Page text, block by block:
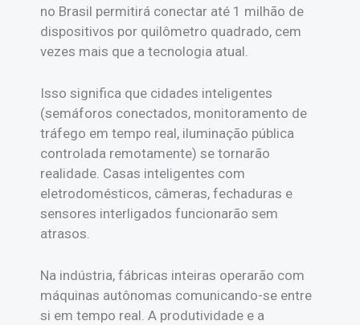
no Brasil permitirá conectar até 1 milhão de
dispositivos por quilômetro quadrado, cem
vezes mais que a tecnologia atual.
Isso significa que cidades inteligentes
(semáforos conectados, monitoramento de
tráfego em tempo real, iluminação pública
controlada remotamente) se tornarão
realidade. Casas inteligentes com
eletrodomésticos, câmeras, fechaduras e
sensores interligados funcionarão sem
atrasos.
Na indústria, fábricas inteiras operarão com
máquinas autônomas comunicando-se entre
si em tempo real. A produtividade e a